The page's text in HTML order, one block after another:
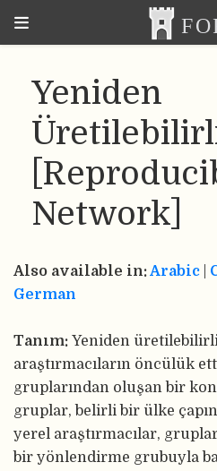
Yeniden
Network]
Also available in:Arabic
German
Tanım: Yeniden
araştırmacıların öncülük
gruplarından oluşan bir
gruplar, belirli bir ülke
yerel araştırmacılar,
bir yönlendirme grubuyla